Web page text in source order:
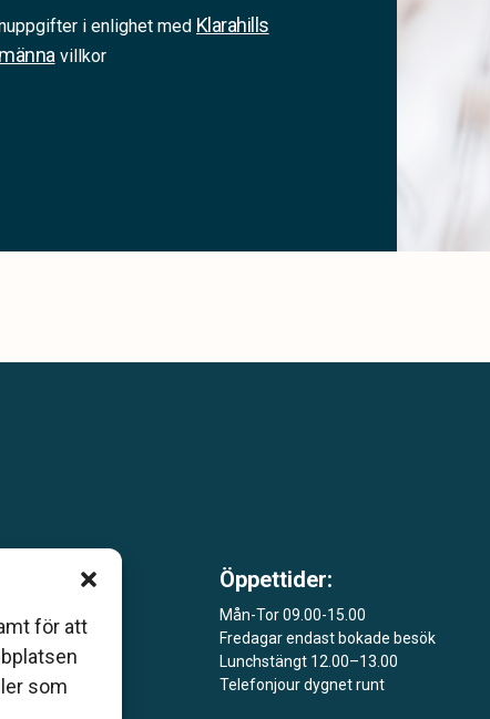
för att
som
i enlighet med Klarahills
villkor
Öppettider:
Mån-Tor 09.00-15.00
Fredagar endast bokade besök
Lunchstängt 12.00–13.00
Telefonjour dygnet runt